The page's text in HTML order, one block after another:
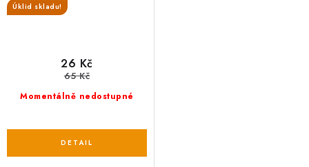
Úklid skladu!
Momentálně nedostupné
26 Kč
65 Kč